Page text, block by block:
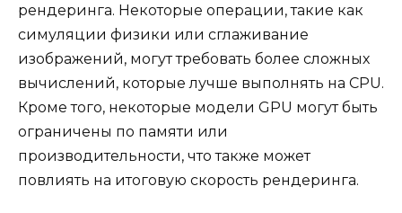
рендеринга. Некоторые операции, такие как
симуляции физики или сглаживание
изображений, могут требовать более сложных
вычислений, которые лучше выполнять на CPU.
Кроме того, некоторые модели GPU могут быть
ограничены по памяти или
производительности, что также может
повлиять на итоговую скорость рендеринга.